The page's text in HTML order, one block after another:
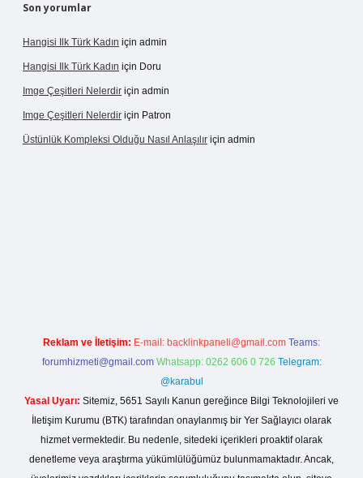
Son yorumlar
Hangisi Ilk Türk Kadın için admin
Hangisi Ilk Türk Kadın için Doru
Imge Çeşitleri Nelerdir için admin
Imge Çeşitleri Nelerdir için Patron
Üstünlük Kompleksi Olduğu Nasıl Anlaşılır için admin
Reklam ve İletişim: E-mail: backlinkpaneli@gmail.com Teams:
forumhizmeti@gmail.com Whatsapp: 0262 606 0 726 Telegram:
@karabul
Yasal Uyarı: Sitemiz, 5651 Sayılı Kanun gereğince Bilgi Teknolojileri ve
İletişim Kurumu (BTK) tarafından onaylanmış bir Yer Sağlayıcı olarak
hizmet vermektedir. Bu nedenle, sitedeki içerikleri proaktif olarak
denetleme veya araştırma yükümlülüğümüz bulunmamaktadır. Ancak,